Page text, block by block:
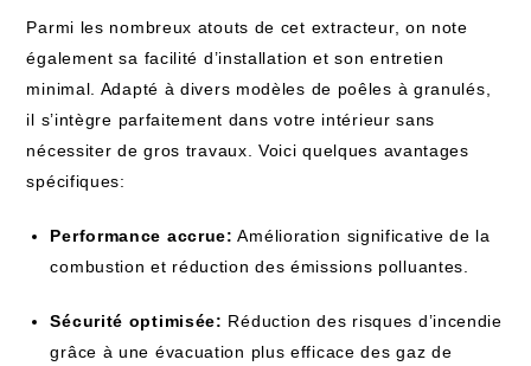
Parmi les nombreux atouts de cet extracteur, on note
également sa facilité d’installation et son entretien
minimal. Adapté à divers modèles de poêles à granulés,
il s’intègre parfaitement dans votre intérieur sans
nécessiter de gros travaux. Voici quelques avantages
spécifiques:
Performance accrue: Amélioration significative de la
combustion et réduction des émissions polluantes.
Sécurité optimisée: Réduction des risques d’incendie
grâce à une évacuation plus efficace des gaz de